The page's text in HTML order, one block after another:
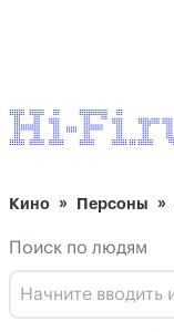
Кино Персоны
Поиск по людям